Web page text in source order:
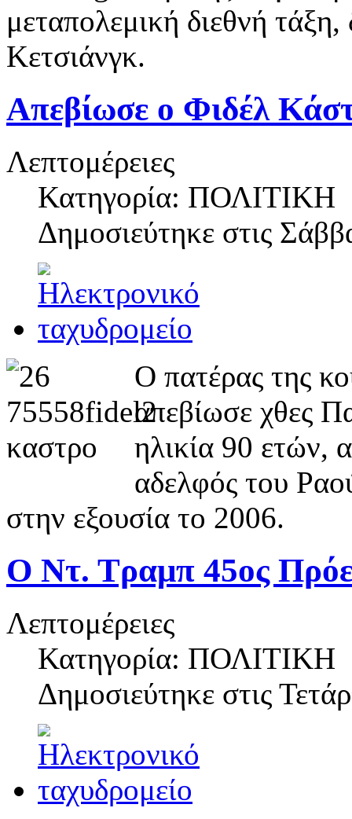
μεταπολεμική διεθνή
Κετσιάνγκ.
Απεβίωσε ο Φιδέλ
Λεπτομέρειες
Κατηγορία: ΠΟΛΙΤΙΚΗ
Δημοσιεύτηκε στις
Ο πατέρας της
απεβίωσε χθες
ηλικία 90 ετών,
αδελφός του
στην εξουσία το 2006.
Ο Ντ. Τραμπ 45ος
Λεπτομέρειες
Κατηγορία: ΠΟΛΙΤΙΚΗ
Δημοσιεύτηκε στις